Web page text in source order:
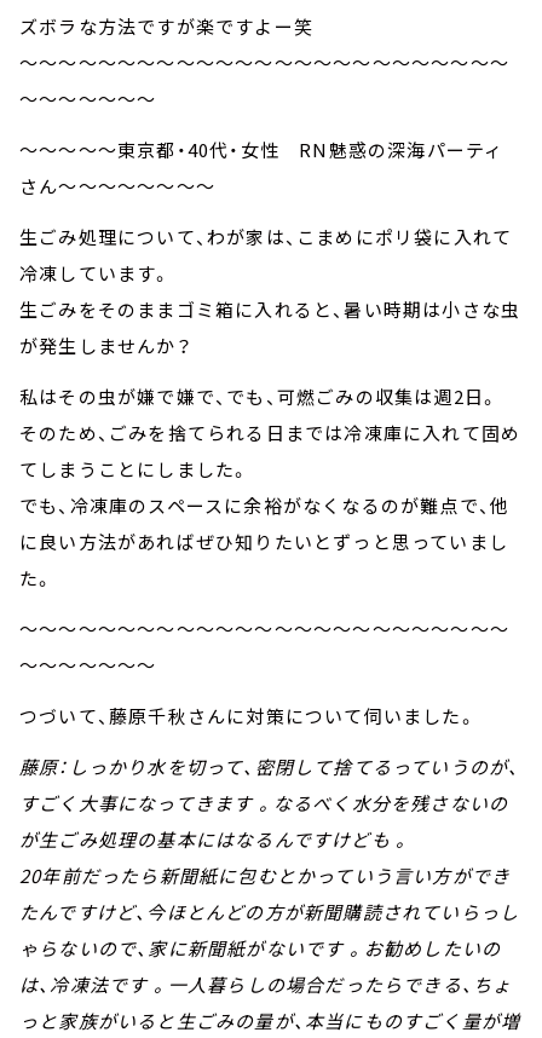
ズボラな方法ですが楽ですよー笑
～～～～～～～～～～～～～～～～～～～～～～～～～
～～～～～～～
～～～～～東京都・40代・女性 RN魅惑の深海パーティ
さん～～～～～～～～
生ごみ処理について、わが家は、こまめにポリ袋に入れて
冷凍しています。
生ごみをそのままゴミ箱に入れると、暑い時期は小さな虫
が発生しませんか？
私はその虫が嫌で嫌で、でも、可燃ごみの収集は週2日。
そのため、ごみを捨てられる日までは冷凍庫に入れて固め
てしまうことにしました。
でも、冷凍庫のスペースに余裕がなくなるのが難点で、他
に良い方法があればぜひ知りたいとずっと思っていまし
た。
～～～～～～～～～～～～～～～～～～～～～～～～～
～～～～～～～
つづいて、藤原千秋さんに対策について伺いました。
藤原：しっかり水を切って、密閉して捨てるっていうのが、
すごく大事になってきます 。なるべく水分を残さないの
が生ごみ処理の基本にはなるんですけども 。
20年前だったら新聞紙に包むとかっていう言い方ができ
たんですけど、今ほとんどの方が新聞購読されていらっし
ゃらないので、家に新聞紙がないです 。お勧めしたいの
は、冷凍法です 。一人暮らしの場合だったらできる、ちょ
っと家族がいると生ごみの量が、本当にものすごく量が増